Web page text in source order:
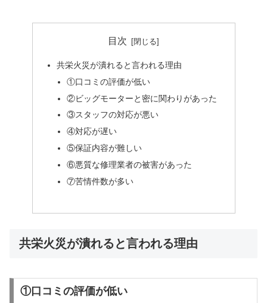
目次
共栄火災が潰れると言われる理由
①口コミの評価が低い
②ビッグモーターと密に関わりがあった
③スタッフの対応が悪い
④対応が遅い
⑤保証内容が難しい
⑥悪質な修理業者の被害があった
⑦苦情件数が多い
共栄火災が潰れると言われる理由
①口コミの評価が低い